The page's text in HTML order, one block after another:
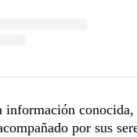
información conocida,
por sus